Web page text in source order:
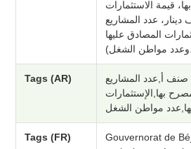
قيمة الاستثمارات
عدد المشاريع
المصادق عليها
وعدد مواطن الشغل).
Tags (AR)
صنف أ,عدد المشاريع
بها,الإستثمارات
مواطن الشغل
Tags (FR)
Gouvernorat de